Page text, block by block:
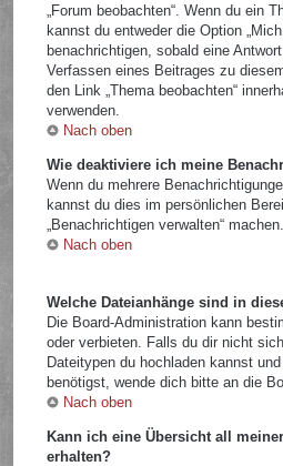
„Forum beobachten“. Wenn du ein
kannst du entweder die Option
benachrichtigen, sobald eine
Verfassen eines Beitrages zu
den Link „Thema beobachten“
verwenden.
Nach oben
Wie deaktiviere ich meine
Wenn du mehrere
kannst du dies im persönlichen
„Benachrichtigen verwalten“ machen.
Nach oben
Welche Dateianhänge sind in
Die Board-Administration kann
oder verbieten. Falls du dir nicht
Dateitypen du hochladen kannst
benötigst, wende dich bitte an die
Nach oben
Kann ich eine Übersicht all
erhalten?